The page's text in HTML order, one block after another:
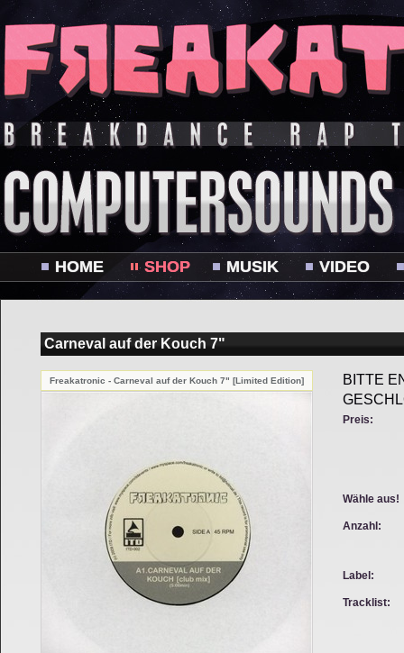
HOME SHOP MUSIK VIDEO
Carneval auf der Kouch 7"
Freakatronic - Carneval auf der Kouch 7" [Limited Edition]
BITTE
Preis:
Wähle aus!
Anzahl:
Label:
Tracklist: